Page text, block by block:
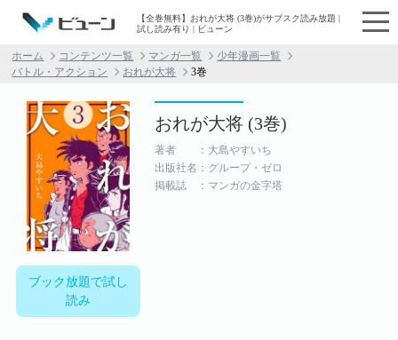
【全巻無料】おれが大将 (3巻)がサブスク読み放題 |
試し読み有り | ビューン
ホーム コンテンツ一覧 マンガ一覧
少年漫画一覧
バトル・アクション
おれが大将 3巻
ブック放題で試し
読み
おれが大将 (3巻)
著者 ：大島やすいち
出版社名：グループ・ゼロ
掲載誌 ：マンガの金字塔